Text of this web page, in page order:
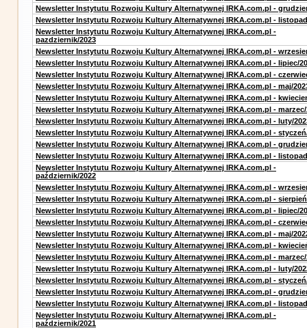
Newsletter Instytutu Rozwoju Kultury Alternatywnej IRKA.com.pl -
Newsletter Instytutu Rozwoju Kultury Alternatywnej IRKA.com.pl -
Newsletter Instytutu Rozwoju Kultury Alternatywnej IRKA.com.pl -
pazdziernik/2023
Newsletter Instytutu Rozwoju Kultury Alternatywnej IRKA.com.pl -
Newsletter Instytutu Rozwoju Kultury Alternatywnej IRKA.com.pl - lipiec/
Newsletter Instytutu Rozwoju Kultury Alternatywnej IRKA.com.pl -
Newsletter Instytutu Rozwoju Kultury Alternatywnej IRKA.com.pl - maj/
Newsletter Instytutu Rozwoju Kultury Alternatywnej IRKA.com.pl -
Newsletter Instytutu Rozwoju Kultury Alternatywnej IRKA.com.pl - marzec/
Newsletter Instytutu Rozwoju Kultury Alternatywnej IRKA.com.pl - luty/
Newsletter Instytutu Rozwoju Kultury Alternatywnej IRKA.com.pl -
Newsletter Instytutu Rozwoju Kultury Alternatywnej IRKA.com.pl -
Newsletter Instytutu Rozwoju Kultury Alternatywnej IRKA.com.pl -
Newsletter Instytutu Rozwoju Kultury Alternatywnej IRKA.com.pl -
październik/2022
Newsletter Instytutu Rozwoju Kultury Alternatywnej IRKA.com.pl -
Newsletter Instytutu Rozwoju Kultury Alternatywnej IRKA.com.pl -
Newsletter Instytutu Rozwoju Kultury Alternatywnej IRKA.com.pl - lipiec/
Newsletter Instytutu Rozwoju Kultury Alternatywnej IRKA.com.pl -
Newsletter Instytutu Rozwoju Kultury Alternatywnej IRKA.com.pl - maj/
Newsletter Instytutu Rozwoju Kultury Alternatywnej IRKA.com.pl -
Newsletter Instytutu Rozwoju Kultury Alternatywnej IRKA.com.pl - marzec/
Newsletter Instytutu Rozwoju Kultury Alternatywnej IRKA.com.pl - luty/
Newsletter Instytutu Rozwoju Kultury Alternatywnej IRKA.com.pl -
Newsletter Instytutu Rozwoju Kultury Alternatywnej IRKA.com.pl -
Newsletter Instytutu Rozwoju Kultury Alternatywnej IRKA.com.pl -
Newsletter Instytutu Rozwoju Kultury Alternatywnej IRKA.com.pl -
październik/2021